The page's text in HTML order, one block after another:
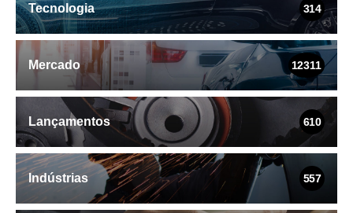
Tecnologia 314
Mercado 12311
Lançamentos 610
Indústrias 557